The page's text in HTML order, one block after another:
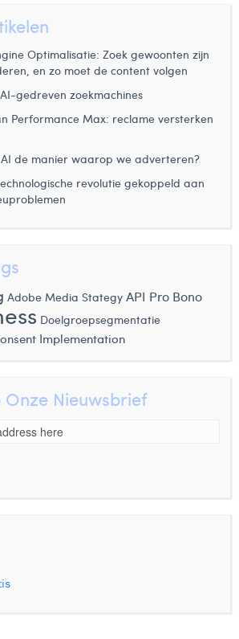
Optimalisatie: Zoek gewoonten zijn
en zo moet de content volgen
gedreven zoekmachines
Performance Max: reclame versterken
de manier waarop we adverteren?
revolutie gekoppeld aan
Adobe Media Stategy API Pro Bono
Doelgroepsegmentatie
Implementation
Nieuwsbrief